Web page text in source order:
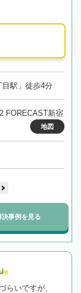
駅」徒歩4分
FORECAST新宿
地図
決事例を見る
らいですが、